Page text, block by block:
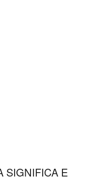
SIGNIFICA E